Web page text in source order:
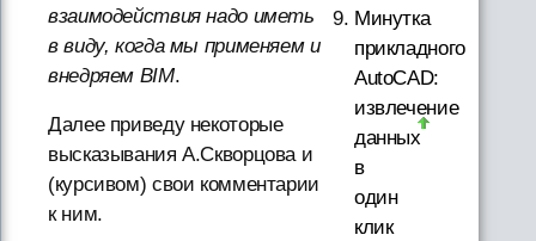
взаимодействия надо иметь
в виду, когда мы применяем и
внедряем BIM.
Далее приведу некоторые
высказывания А.Скворцова и
(курсивом) свои комментарии
к ним.
Минутка
прикладного
AutoCAD:
извлечение
данных
в
один
клик